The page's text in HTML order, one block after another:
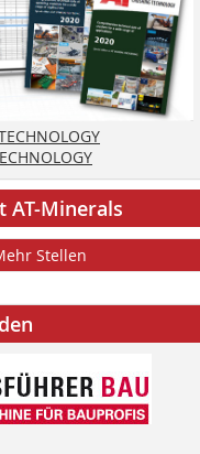
AT-Minerals
Stellen